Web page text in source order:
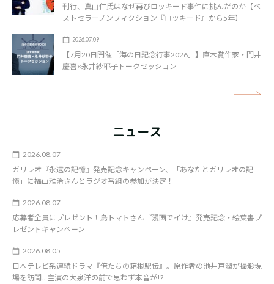
刊行、真山仁氏はなぜ再びロッキード事件に挑んだのか【ベ
ストセラーノンフィクション『ロッキード』から5年】
2026.07.09
【7月20日開催「海の日記念行事2026」】直木賞作家・門井
慶喜×永井紗耶子トークセッション
ニュース
2026.08.07
ガリレオ『永遠の記憶』発売記念キャンペーン、「あなたとガリレオの記
憶」に福山雅治さんとラジオ番組の参加が決定！
2026.08.07
応募者全員にプレゼント！鳥トマトさん『漫画でイけ』発売記念・絵葉書プ
レゼントキャンペーン
2026.08.05
日本テレビ系連続ドラマ『俺たちの箱根駅伝』。原作者の池井戸潤が撮影現
場を訪問…主演の大泉洋の前で思わず本音が!?